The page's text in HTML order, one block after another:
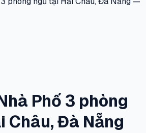
Phố 3 phòng
Châu, Đà Nẵng